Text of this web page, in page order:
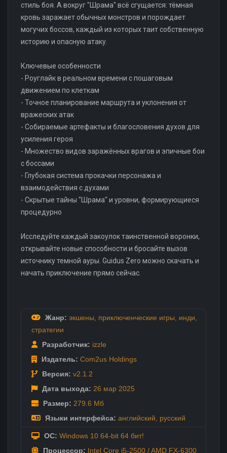
стиль боя. А вокруг "Шрама" всё сгущается: тёмная
кровь заражает обычных монстров и порождает
могучих боссов, каждый из которых таит собственную
историю и опасную атаку.
Ключевые особенности
- Роуглайк в реальном времени с пошаговым
движением по клеткам
- Точное планирование маршрута и уклонения от
вражеских атак
- Собираемые артефакты и благословения духов для
усиления героя
- Множество видов заражённых врагов и эпичные бои
с боссами
- Глубокая система прокачки персонажа и
взаимодействия с духами
- Скрытые тайны "Шрама" и уровни, формирующиеся
процедурно
Исследуйте каждый закоулок таинственной воронки,
открывайте новые способности и бросайте вызов
источнику темной ауры. Guidus Zero можно скачать и
начать приключение прямо сейчас.
Жанр: экшены приключенческие игры инди
стратегии
Разработчик: izzle
Издатель: Com2us Holdings
Версия: v2.1.2
Дата выхода: 26 мар 2025
Размер: 279.6 Мб
Языки интерфейса: английский русский
ОС: Windows 10 64-bit 64 бит!
Процессор: Intel Core i5-2500 / AMD FX-6300